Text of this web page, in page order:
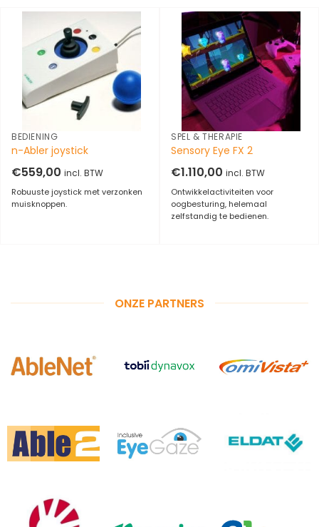
BEDIENING
n-Abler joystick
€559,00 incl. BTW
Robuuste joystick met verzonken
muisknoppen.
SPEL & THERAPIE
Sensory Eye FX 2
€1.110,00 incl. BTW
Ontwikkelactiviteiten voor
oogbesturing, helemaal
zelfstandig te bedienen.
ONZE PARTNERS